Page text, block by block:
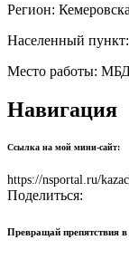
Регион:
Населенный пункт:
Место работы:
Навигация
Ссылка на мой мини-сайт:
https://nsportal.ru/
Поделиться:
Превращай препятствия